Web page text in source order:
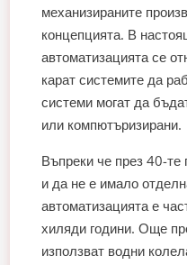
механизираните
концепцията. В
автоматизацията се
карат системите да
системи могат да
или компютъризирани.
Въпреки че през 40-
и да не е имало
автоматизацията е
хиляди години. Още
използват водни